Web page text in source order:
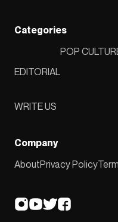
Categories
EDITORIAL
POP
WRITE US
Company
AboutPrivacy Policy